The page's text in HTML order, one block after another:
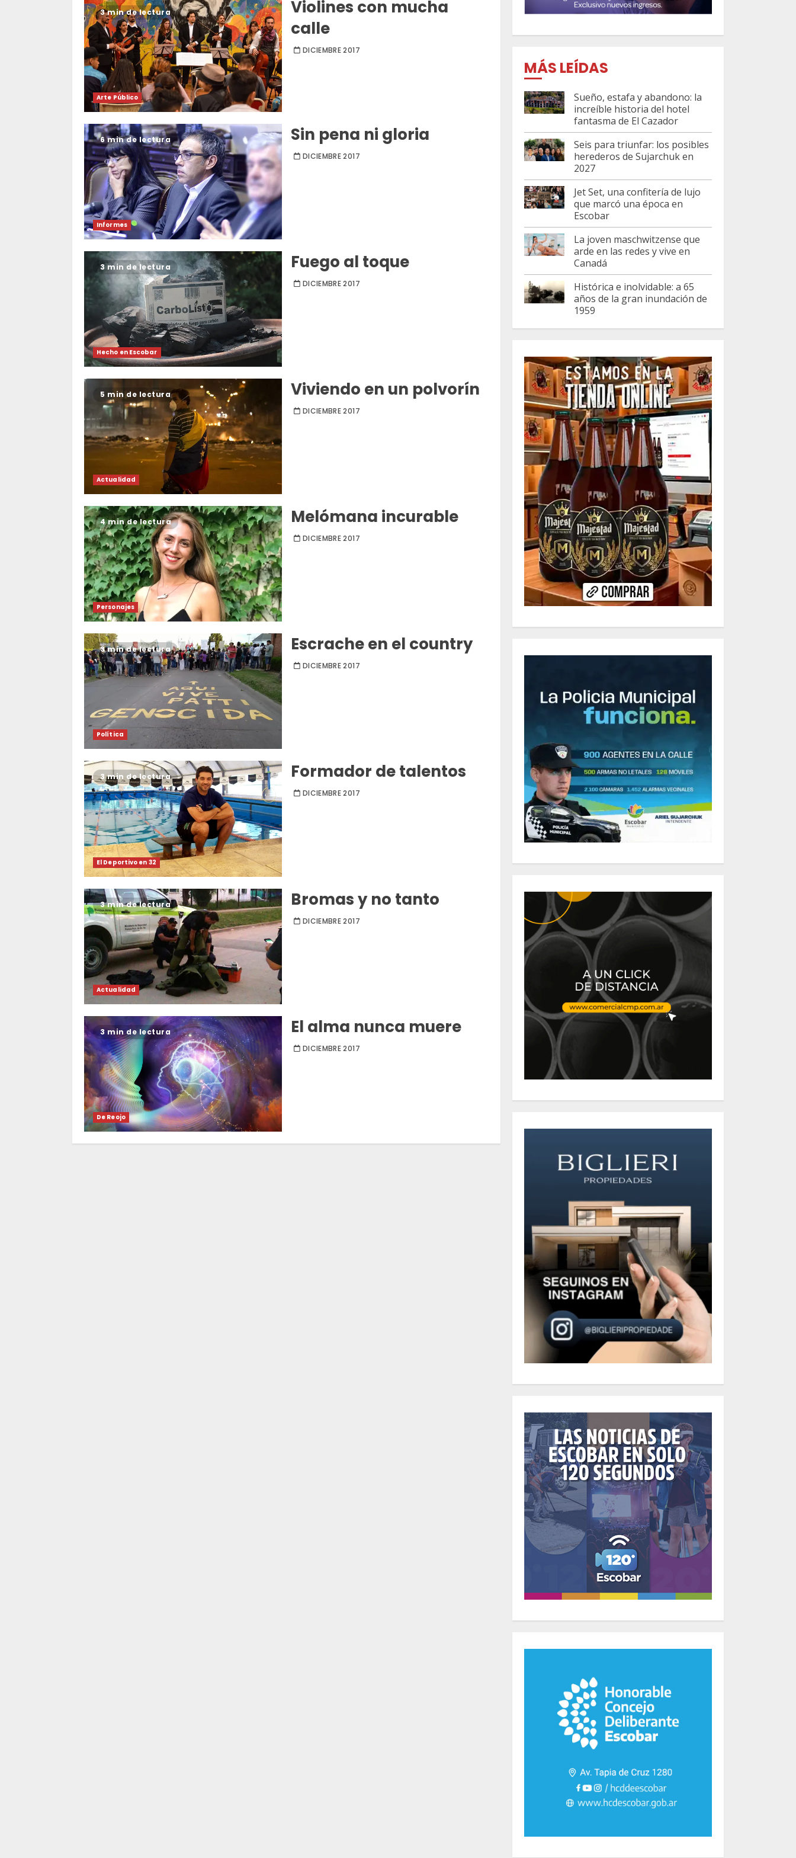
3 min de lectura
Arte Público
Violines con mucha
calle
DICIEMBRE 2017
6 min de lectura
Informes
Sin pena ni gloria
DICIEMBRE 2017
3 min de lectura
Hecho en Escobar
Fuego al toque
DICIEMBRE 2017
5 min de lectura
Actualidad
Viviendo en un polvorín
DICIEMBRE 2017
4 min de lectura
Personajes
Melómana incurable
DICIEMBRE 2017
3 min de lectura
Política
Escrache en el country
DICIEMBRE 2017
3 min de lectura
El Deportivo en 32
Formador de talentos
DICIEMBRE 2017
3 min de lectura
Actualidad
Bromas y no tanto
DICIEMBRE 2017
3 min de lectura
De Reojo
El alma nunca muere
DICIEMBRE 2017
MÁS LEÍDAS
Sueño, estafa y abandono: la
increíble historia del hotel
fantasma de El Cazador
Seis para triunfar: los posibles
herederos de Sujarchuk en
2027
Jet Set, una confitería de lujo
que marcó una época en
Escobar
La joven maschwitzense que
arde en las redes y vive en
Canadá
Histórica e inolvidable: a 65
años de la gran inundación de
1959